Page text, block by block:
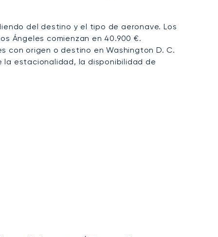
del destino y el tipo de aeronave. Los
Ángeles comienzan en 40.900 €.
con origen o destino en Washington D. C.
la estacionalidad, la disponibilidad de